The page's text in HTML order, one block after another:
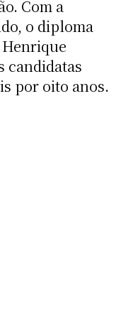
Com a
o diploma
candidatas
por oito anos.